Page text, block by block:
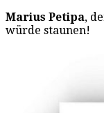
Marius Petipa,
würde staunen!